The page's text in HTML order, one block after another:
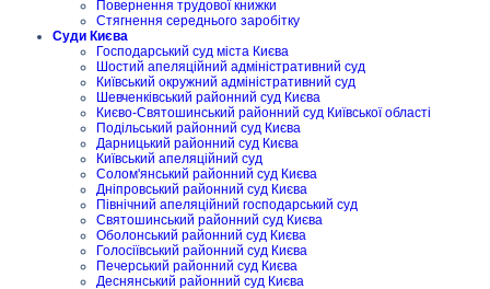
Повернення трудової книжки
Стягнення середнього заробітку
Суди Києва
Господарський суд міста Києва
Шостий апеляційний адміністративний суд
Київський окружний адміністративний суд
Шевченківський районний суд Києва
Києво-Святошинський районний суд Київської області
Подільський районний суд Києва
Дарницький районний суд Києва
Київський апеляційний суд
Солом'янський районний суд Києва
Дніпровський районний суд Києва
Північний апеляційний господарський суд
Святошинський районний суд Києва
Оболонський районний суд Києва
Голосіївський районний суд Києва
Печерський районний суд Києва
Деснянський районний суд Києва